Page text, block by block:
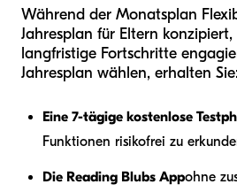
Während der Monatsplan
Jahresplan für Eltern
langfristige Fortschritte
Jahresplan wählen, erhalten
Eine 7-tägige kostenlose
Funktionen risikofrei zu
Die Reading Blubs Appohne